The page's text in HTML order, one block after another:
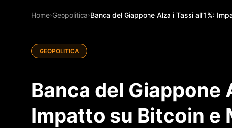
Home›Geopolitica›Banca del Giappone Alza i Tassi all’1%:
GEOPOLITICA
Banca del Giappone
Impatto su Bitcoin e